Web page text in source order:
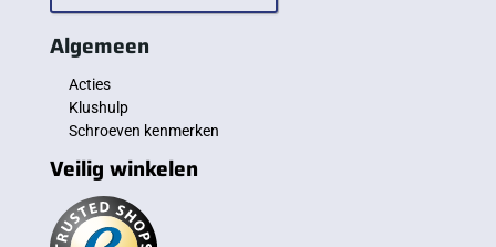
Algemeen
Acties
Klushulp
Schroeven kenmerken
Veilig winkelen